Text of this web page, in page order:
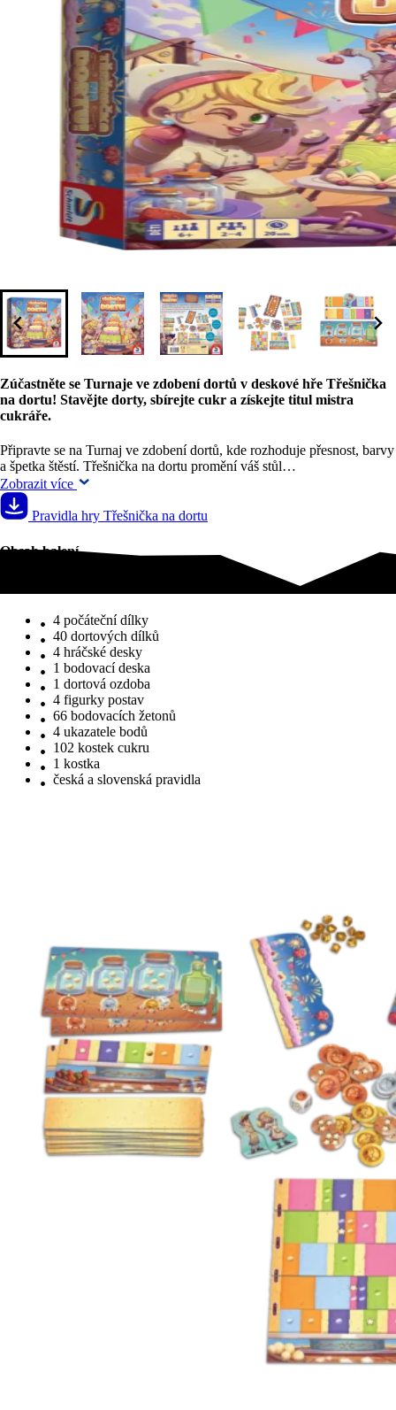
Zúčastněte se Turnaje ve zdobení dortů v deskové hře Třešnička
na dortu! Stavějte dorty, sbírejte cukr a získejte titul mistra
cukráře.
Připravte se na Turnaj ve zdobení dortů, kde rozhoduje přesnost, barvy
a špetka štěstí. Třešnička na dortu promění váš stůl…
Zobrazit více
Pravidla hry Třešnička na dortu
Obsah balení
4 počáteční dílky
40 dortových dílků
4 hráčské desky
1 bodovací deska
1 dortová ozdoba
4 figurky postav
66 bodovacích žetonů
4 ukazatele bodů
102 kostek cukru
1 kostka
česká a slovenská pravidla